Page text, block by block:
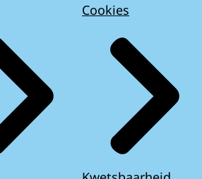
Cookies